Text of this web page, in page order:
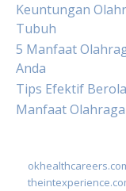
Keuntungan
Tubuh
5 Manfaat
Anda
Tips Efektif
Manfaat